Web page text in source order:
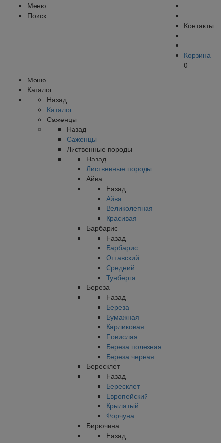
Контакты
Корзина
0
Меню
Поиск
Меню
Каталог
Назад
Каталог
Саженцы
Назад
Саженцы
Лиственные породы
Назад
Лиственные породы
Айва
Назад
Айва
Великолепная
Красивая
Барбарис
Назад
Барбарис
Оттавский
Средний
Тунберга
Береза
Назад
Береза
Бумажная
Карликовая
Повислая
Береза полезная
Береза черная
Бересклет
Назад
Бересклет
Европейский
Крылатый
Форчуна
Бирючина
Назад